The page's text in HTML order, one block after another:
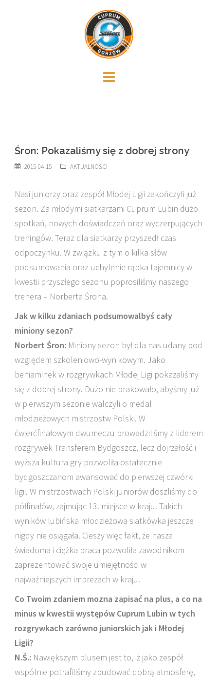
Śron: Pokazaliśmy się z dobrej strony
2015-04-15 AKTUALNOŚCI
Nasi juniorzy oraz zespół Młodej Ligii zakończyli już
sezon. Za młodymi siatkarzami Cuprum Lubin dużo
spotkań, nowych doświadczeń oraz wyczerpujących
treningów. Teraz dla siatkarzy przyszedł czas
odpoczynku. W związku z tym o kilka słów
podsumowania oraz uchylenie rąbka tajemnicy w
kwestii przyszłego sezonu poprosiliśmy naszego
trenera – Norberta Śrona.
Jak w kilku zdaniach podsumowalbyś cały
miniony sezon?
Norbert Śron: Miniony sezon był dla nas udany pod
względem szkoleniowo-wynikowym. Jako
beniaminek w rozgrywkach Młodej Ligi pokazaliśmy
się z dobrej strony. Dużo nie brakowało, abyśmy już
w pierwszym sezonie walczyli o medal
młodzieżowych mistrzostw Polski. W
ćwierćfinałowym dwumeczu prowadziliśmy z liderem
rozgrywek Transferem Bydgoszcz, lecz dojrzałość i
wyższa kultura gry pozwoliła ostatecznie
bydgoszczanom awansować do pierwszej czwórki
ligii. W mistrzostwach Polski juniorów doszliśmy do
półfinałów, zajmując 13. miejsce w kraju. Takich
wyników lubińska młodzieżowa siatkówka jeszcze
nigdy nie osiągała. Cieszy więc fakt, że nasza
świadoma i ciężka praca pozwoliła zawodnikom
zaprezentować swoje umiejętności w
najważniejszych imprezach w kraju.
Co Twoim zdaniem mozna zapisać na plus, a co na
minus w kwestii występów Cuprum Lubin w tych
rozgrywkach zarówno juniorskich jak i Młodej
Ligii?
N.Ś.: Nawiększym plusem jest to, iż jako zespół
wspólnie potrafiliśmy zbudować dobrą atmosferę,